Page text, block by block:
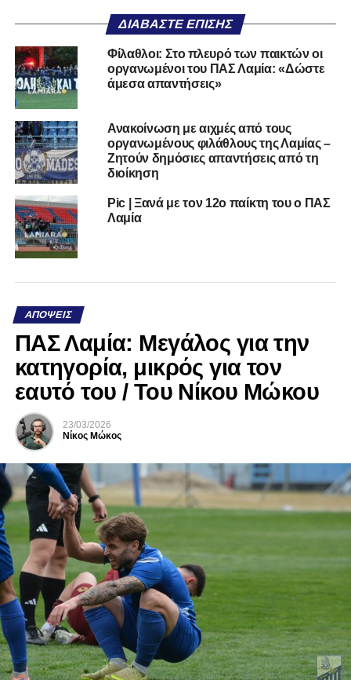
ΔΙΑΒΆΣΤΕ ΕΠΊΣΗΣ
Φίλαθλοι: Στο πλευρό των παικτών οι
οργανωμένοι του ΠΑΣ Λαμία: «Δώστε
άμεσα απαντήσεις»
Ανακοίνωση με αιχμές από τους
οργανωμένους φιλάθλους της Λαμίας –
Ζητούν δημόσιες απαντήσεις από τη
διοίκηση
Pic | Ξανά με τον 12ο παίκτη του ο ΠΑΣ
Λαμία
ΑΠΌΨΕΙΣ
ΠΑΣ Λαμία: Μεγάλος για την
κατηγορία, μικρός για τον
εαυτό του / Του Νίκου Μώκου
23/03/2026
Νίκος Μώκος